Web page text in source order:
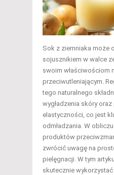
Sok z ziemniaka może
sojusznikiem w walce
swoim właściwościom
przeciwutleniającym.
tego naturalnego
wygładzenia skóry
elastyczności, co jest
odmładzania. W
produktów
zwrócić uwagę na
pielęgnacji. W tym
skutecznie